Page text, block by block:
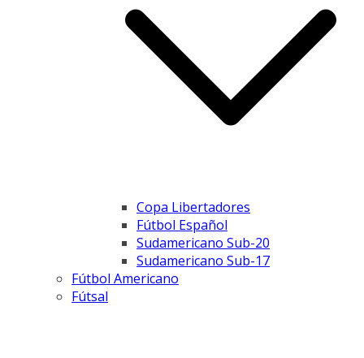
Copa Libertadores
Fútbol Español
Sudamericano Sub-20
Sudamericano Sub-17
Fútbol Americano
Fútsal